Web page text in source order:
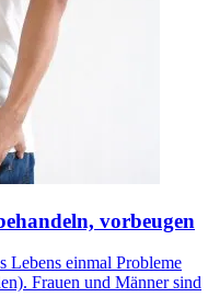
vorbeugen
Lebens einmal Probleme
Frauen und Männer sind